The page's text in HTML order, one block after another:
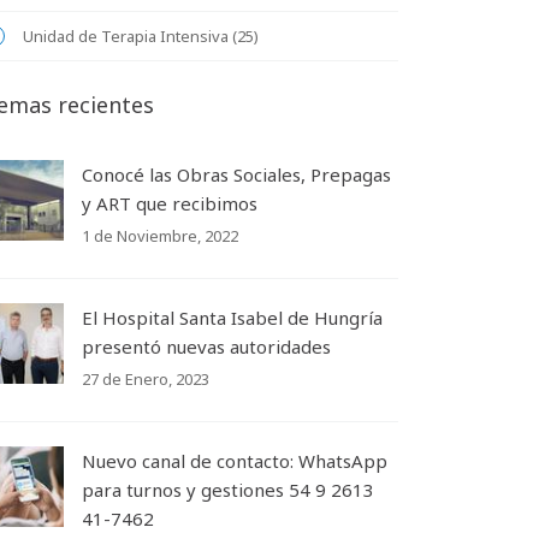
Unidad de Terapia Intensiva (25)
recientes
Conocé las Obras Sociales, Prepagas
y ART que recibimos
1 de Noviembre, 2022
El Hospital Santa Isabel de Hungría
presentó nuevas autoridades
27 de Enero, 2023
Nuevo canal de contacto: WhatsApp
para turnos y gestiones 54 9 2613
41-7462